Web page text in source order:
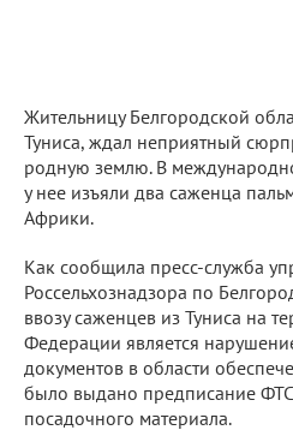
Жительницу Белгородской
Туниса, ждал неприятный
родную землю. В
у нее изъяли два саженца
Африки.
Как сообщила пресс-служба
Россельхознадзора по
ввозу саженцев из Туниса на
Федерации является
документов в области
было выдано предписание ФТС
посадочного материала.